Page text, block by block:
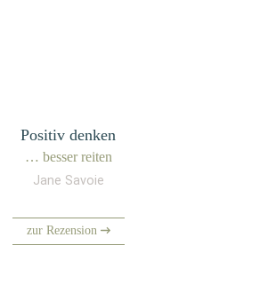
Positiv denken
… bes­ser reiten
Jane Savoie
zur Rezension